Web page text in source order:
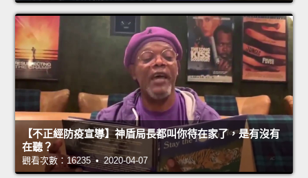
【不正經防疫宣導】神盾局長都叫你待在家了，是有沒有
在聽？
觀看次數：16235 • 2020-04-07